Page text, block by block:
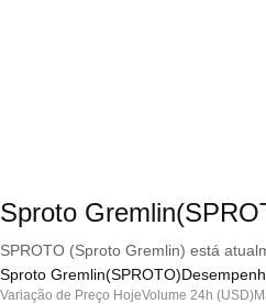
Sproto
SPROTO (Sproto Gremlin) está
Sproto
Variação de Preço HojeVolume 24h (USD)